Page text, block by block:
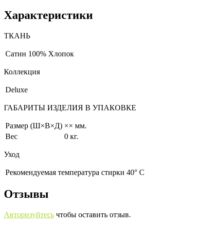
Характеристики
ТКАНЬ
Сатин 100% Хлопок
Коллекция
Deluxe
ГАБАРИТЫ ИЗДЕЛИЯ В УПАКОВКЕ
Размер (Ш×В×Д) ×× мм.
Вес
0 кг.
Уход
Рекомендуемая температура стирки 40° С
Отзывы
Авторизуйтесь чтобы оставить отзыв.